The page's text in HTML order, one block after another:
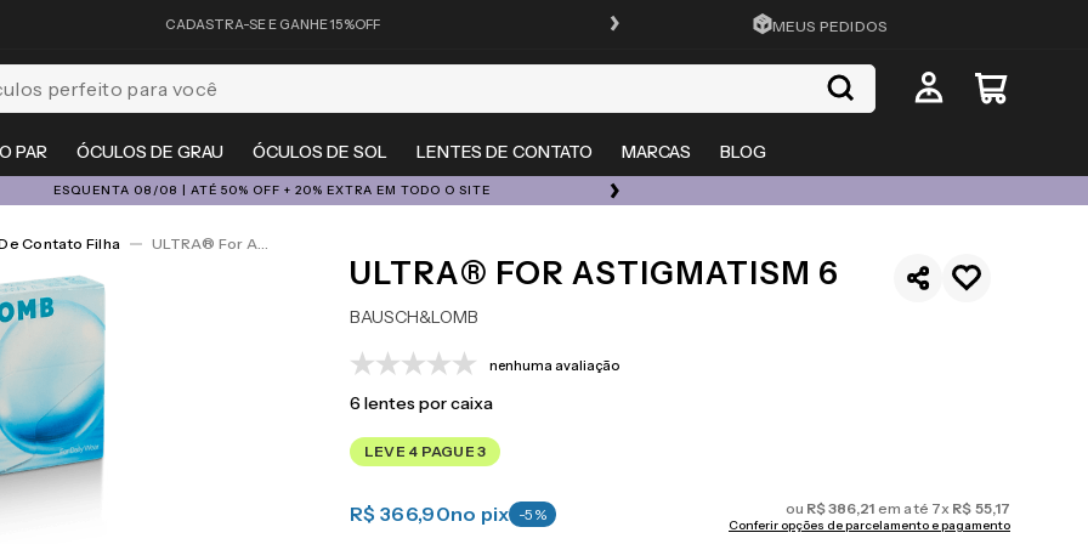
CADASTRA-SE E GANHE 15%OFF FRETE GRÁTIS EM TODO O SITE
MEUS PEDIDOS
PAR ÓCULOS DE GRAU ÓCULOS DE SOL LENTES DE CONTATO MARCAS BLOG
para você
ESQUENTA 08/08 | ATÉ 50% OFF + 20% EXTRA EM TODO O SITE ÓCULOS DE GRAU, SOL E LENTES COM ATÉ 50% OFF + 20% EXTRA
Contato Filha ULTRA® For Astigmatism 6
ULTRA® FOR ASTIGMATISM 6
BAUSCH&LOMB
nenhuma avaliação
6 lentes por caixa
LEVE 4 PAGUE 3
R$ 366,90no pix -5 % ou R$386,21 em até 7x R$ 55,17
Conferir opções de parcelamento e pagamento